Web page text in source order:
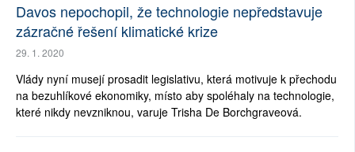
Davos nepochopil, že technologie nepředstavuje
zázračné řešení klimatické krize
29. 1. 2020
Vlády nyní musejí prosadit legislativu, která motivuje k přechodu
na bezuhlíkové ekonomiky, místo aby spoléhaly na technologie,
které nikdy nevzniknou, varuje Trisha De Borchgraveová.